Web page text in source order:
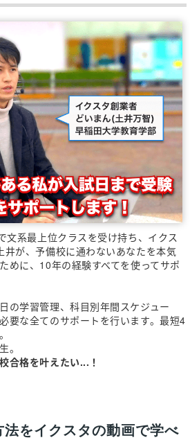
文系最上位クラスを受け持ち、イクス
井が、予備校に通わないあなたを本気
めに、10年の経験すべてを使ってサポ
の学習管理、科目別年間スケジュー
要な全てのサポートを行います。最短4
。
合格を叶えたい...！
をイクスタの動画で学べ